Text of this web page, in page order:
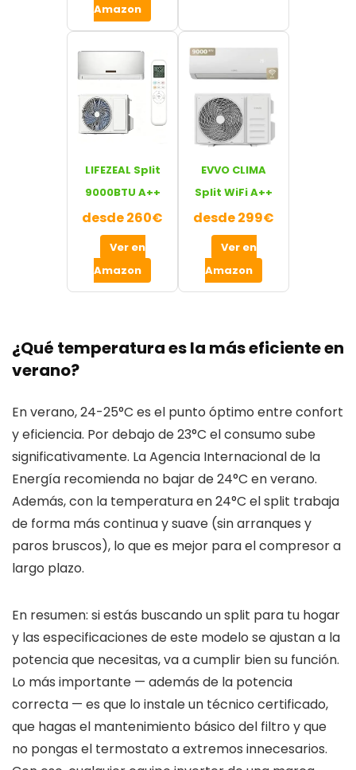
Amazon
LIFEZEAL Split
9000BTU A++
desde 260€
Ver en
Amazon
EVVO CLIMA
Split WiFi A++
desde 299€
Ver en
Amazon
¿Qué temperatura es la más eficiente en
verano?
En verano, 24-25°C es el punto óptimo entre confort
y eficiencia. Por debajo de 23°C el consumo sube
significativamente. La Agencia Internacional de la
Energía recomienda no bajar de 24°C en verano.
Además, con la temperatura en 24°C el split trabaja
de forma más continua y suave (sin arranques y
paros bruscos), lo que es mejor para el compresor a
largo plazo.
En resumen: si estás buscando un split para tu hogar
y las especificaciones de este modelo se ajustan a la
potencia que necesitas, va a cumplir bien su función.
Lo más importante — además de la potencia
correcta — es que lo instale un técnico certificado,
que hagas el mantenimiento básico del filtro y que
no pongas el termostato a extremos innecesarios.